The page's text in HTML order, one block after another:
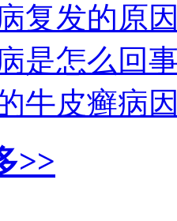
复发的原
是怎么回
牛皮癣病
>>